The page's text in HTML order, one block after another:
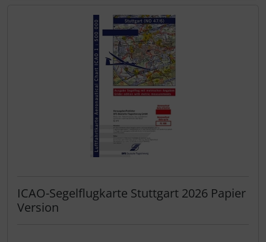
ICAO-Segelflugkarte Stuttgart 2026 Papier
Version